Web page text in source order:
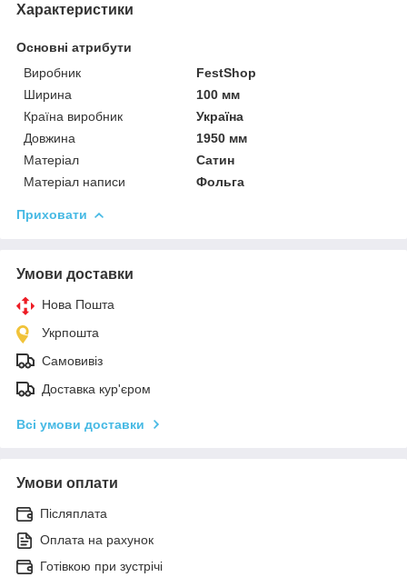
Характеристики
Основні атрибути
Виробник
FestShop
Ширина
100 мм
Країна виробник
Україна
Довжина
1950 мм
Матеріал
Сатин
Матеріал написи
Фольга
Приховати
Умови доставки
Нова Пошта
Укрпошта
Самовивіз
Доставка кур'єром
Всі умови доставки
Умови оплати
Післяплата
Оплата на рахунок
Готівкою при зустрічі